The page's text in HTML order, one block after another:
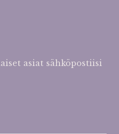
asiat sähköpostiisi